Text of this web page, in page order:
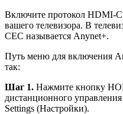
Включите протокол HDMI-
вашего телевизора. В
CEC называется Anynet+.
Путь меню для включения
так:
Шаг 1. Нажмите кнопку
дистанционного
Settings (Настройки).